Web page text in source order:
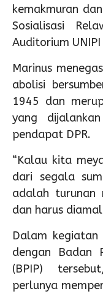
kemakmuran
Sosialisasi
Auditorium
Marinus
abolisi
1945 dan
yang
pendapat DPR.
“Kalau kita
dari segala
adalah turunan
dan harus
Dalam kegiatan
dengan Badan
(BPIP)
perlunya